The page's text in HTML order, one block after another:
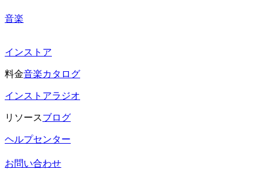
音楽
インストア
料金音楽カタログ
インストアラジオ
リソースブログ
ヘルプセンター
お問い合わせ